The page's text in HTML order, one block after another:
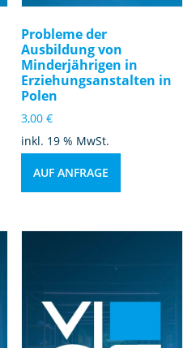
Probleme der
Ausbildung von
Minderjährigen in
Erziehungsanstalten in
Polen
3,00€
inkl. 19 % MwSt.
AUF ANFRAGE